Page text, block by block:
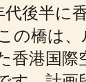
後半
の橋は
港国